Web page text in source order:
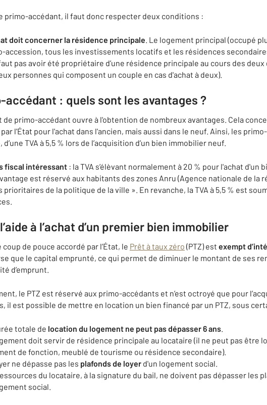
primo-accédant, il faut donc respecter deux conditions :
doit concerner la résidence principale. Le logement principal (occupé
accession, tous les investissements locatifs et les résidences
pas avoir été propriétaire d’une résidence principale au cours des
personnes qui composent un couple en cas d'achat à deux).
accédant : quels sont les avantages ?
de primo-accédant ouvre à l'obtention de nombreux avantages. Cela
l'État pour l'achat dans l'ancien, mais aussi dans le neuf. Ainsi, les
d’une TVA à 5,5 % lors de l’acquisition d’un bien immobilier neuf.
fiscal intéressant : la TVA s’élèvant normalement à 20 % pour l'achat
est réservé aux habitants des zones Anru (Agence nationale de la
prioritaires de la politique de la ville ». En revanche, la TVA à 5,5 % est
à l’achat d’un premier bien immobilier
coup de pouce accordé par l’État, le Prêt à taux zéro (PTZ) est exempt
que le capital emprunté, ce qui permet de diminuer le montant de ses
d’emprunt.
le PTZ est réservé aux primo-accédants et n’est octroyé que pour
il est possible de mettre en location un bien financé par un PTZ, sous
totale de location du logement ne peut pas dépasser 6 ans.
doit servir de résidence principale au locataire (il ne peut pas être
de fonction, meublé de tourisme ou résidence secondaire).
ne dépasse pas les plafonds de loyer d'un logement social.
du locataire, à la signature du bail, ne doivent pas dépasser les
social.